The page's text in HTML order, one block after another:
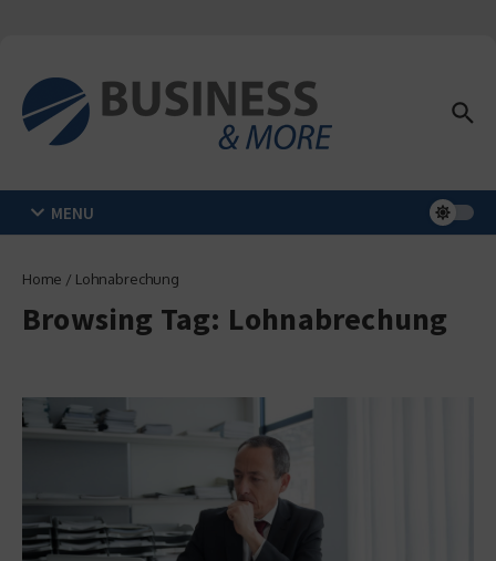
MENU
Home / Lohnabrechung
Browsing Tag: Lohnabrechung